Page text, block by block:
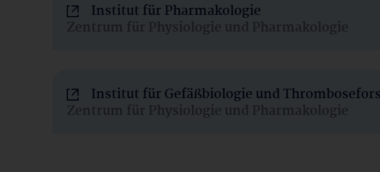
Institut für Pharmakologie
Zentrum für Physiologie und Pharmakologie
Institut für Gefäßbiologie und
Zentrum für Physiologie und Pharmakologie